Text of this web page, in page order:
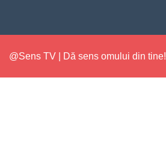
@Sens TV | Dă sens omului din tine!